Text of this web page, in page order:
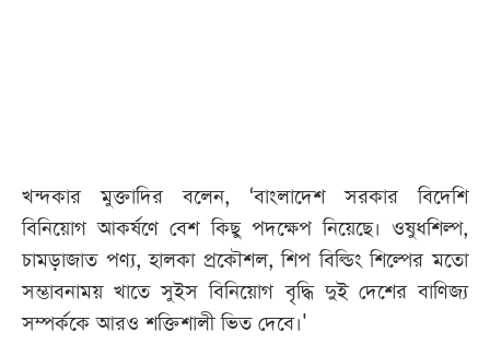
খন্দকার মুক্তাদির বলেন, ‘বাংলাদেশ সরকার বিদেশি
বিনিয়োগ আকর্ষণে বেশ কিছু পদক্ষেপ নিয়েছে। ওষুধশিল্প,
চামড়াজাত পণ্য, হালকা প্রকৌশল, শিপ বিল্ডিং শিল্পের মতো
সম্ভাবনাময় খাতে সুইস বিনিয়োগ বৃদ্ধি দুই দেশের বাণিজ্য
সম্পর্ককে আরও শক্তিশালী ভিত দেবে।'